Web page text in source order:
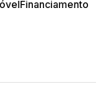
Financiamento